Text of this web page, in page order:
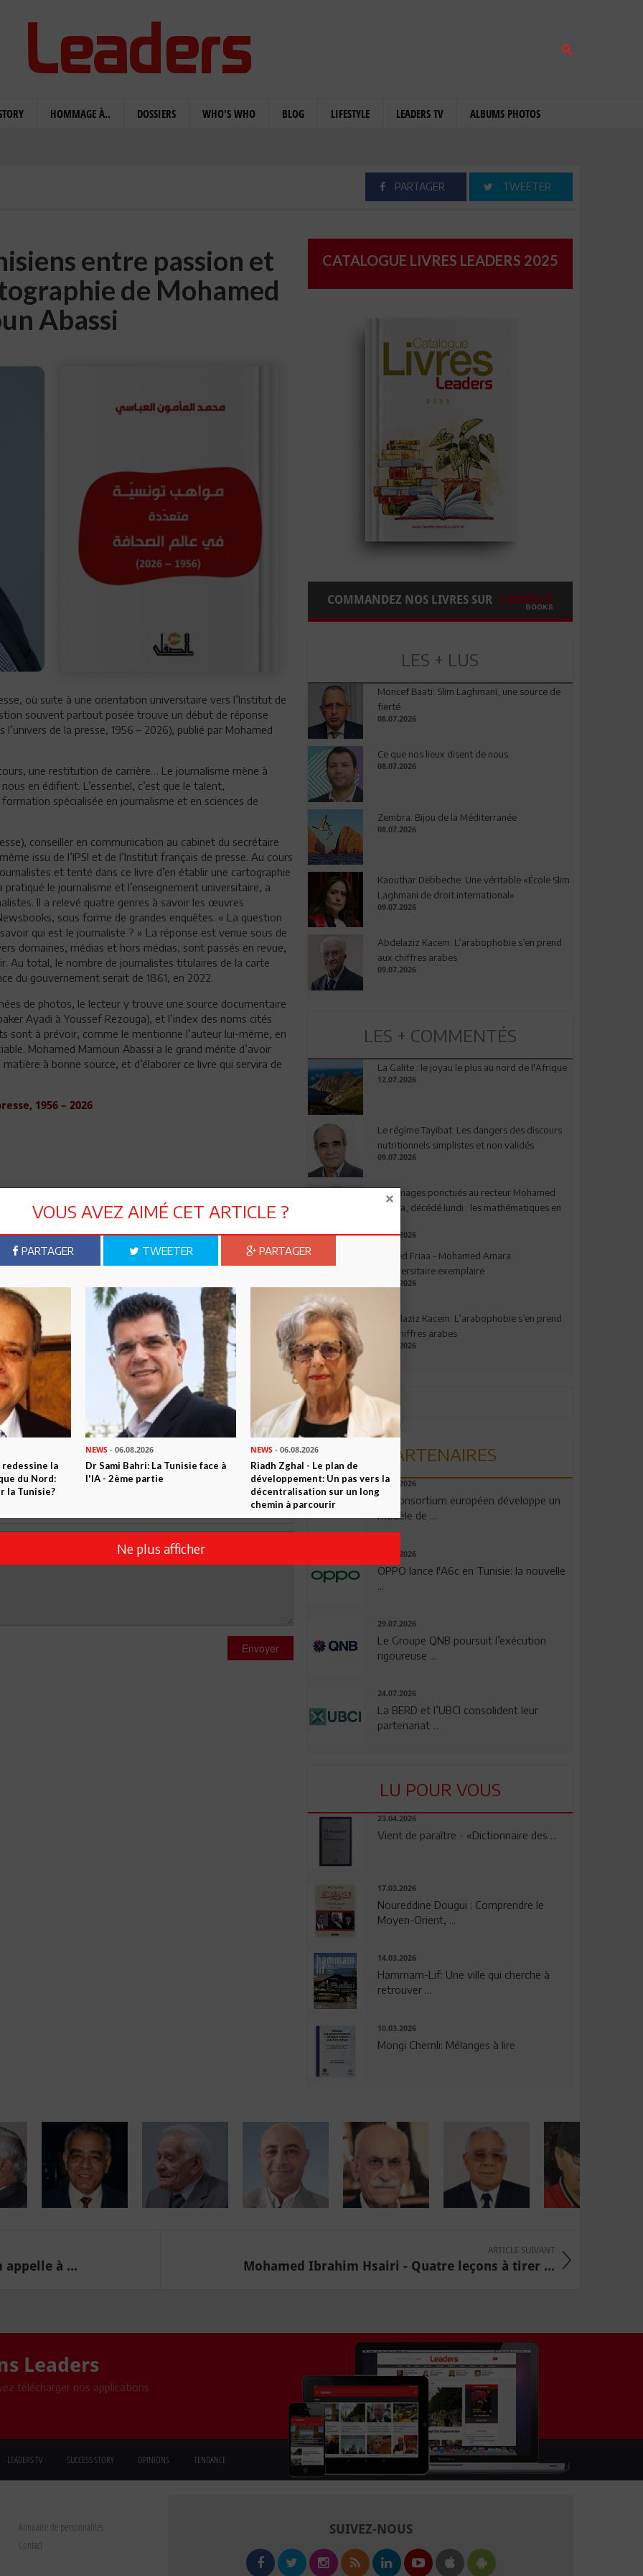
HOMMAGE À.. DOSSIERS WHO'S WHO BLOG LIFESTYLE LEADERS TV ALBUMS PHOTOS
PARTAGER TWEETER
entre passion et
de Mohamed
Abassi
où suite à une orientation universitaire vers l’Institut de
souvent partout posée trouve un début de réponse
de la presse, 1956 – 2026), publié par Mohamed
une restitution de carrière… Le journalisme mène à
en édifient. L’essentiel, c’est que le talent,
spécialisée en journalisme et en sciences de
conseiller en communication au cabinet du secrétaire
issu de l’IPSI et de l’Institut français de presse. Au cours
et tenté dans ce livre d’en établir une cartographie
le journalisme et l’enseignement universitaire, a
Il a relevé quatre genres à savoir les œuvres
sous forme de grandes enquêtes. « La question
qui est le journaliste ? » La réponse est venue sous de
domaines, médias et hors médias, sont passés en revue,
Au total, le nombre de journalistes titulaires de la carte
du gouvernement serait de 1861, en 2022.
de photos, le lecteur y trouve une source documentaire
Ayadi à Youssef Rezouga), et l’index des noms cités
sont à prévoir, comme le mentionne l’auteur lui-même, en
Mohamed Mamoun Abassi a le grand mérite d’avoir
à bonne source, et d’élaborer ce livre qui servira de
1956 – 2026
PARTAGEZ-LE AVEC VOS AMIS !
ABONNEZ-VOUS
CET ARTICLE
0Commentaires
Commenter
Envoyer
CATALOGUE LIVRES LEADERS 2025
COMMANDEZ NOS LIVRES SUR
LES + LUS
Moncef Baati: Slim Laghmani, une source de
fierté
08.07.2026
Ce que nos lieux disent de nous
08.07.2026
Zembra: Bijou de la Méditerranée
08.07.2026
Kaouthar Debbeche: Une véritable «École Slim
Laghmani de droit international»
09.07.2026
Abdelaziz Kacem: L’arabophobie s’en prend
aux chiffres arabes
09.07.2026
LES + COMMENTÉS
La Galite : le joyau le plus au nord de l'Afrique
12.07.2026
Le régime Tayibat: Les dangers des discours
nutritionnels simplistes et non validés
09.07.2026
Hommages ponctués au recteur Mohamed
Amara, décédé lundi : les mathématiques en
03.08.2026
Ahmed Friaa - Mohamed Amara:
l’Universitaire exemplaire
04.08.2026
Abdelaziz Kacem: L’arabophobie s’en prend
aux chiffres arabes
09.07.2026
PARTENAIRES
06.08.2026
Un consortium européen développe un
modèle de ...
04.08.2026
OPPO lance l'A6c en Tunisie: la nouvelle
...
29.07.2026
Le Groupe QNB poursuit l’exécution
rigoureuse ...
24.07.2026
La BERD et l’UBCI consolident leur
partenariat ...
LU POUR VOUS
23.04.2026
Vient de paraître - «Dictionnaire des ...
17.03.2026
Noureddine Dougui : Comprendre le
Moyen-Orient, ...
14.03.2026
Hammam-Lif: Une ville qui cherche à
retrouver ...
10.03.2026
Mongi Chemli: Mélanges à lire
appelle à ...
ARTICLE SUIVANT
Mohamed Ibrahim Hsairi - Quatre leçons à tirer ...
Leaders
télécharger nos applications
LEADERS TV SUCCESS STORY OPINIONS TENDANCE
Annuaire de personnalités
Contact
SUIVEZ-NOUS
VOUS AVEZ AIMÉ CET ARTICLE ?
PARTAGER TWEETER PARTAGER
redessine la
du Nord:
la Tunisie?
NEWS - 06.08.2026
Dr Sami Bahri: La Tunisie face à
l'IA - 2ème partie
NEWS- 06.08.2026
Riadh Zghal - Le plan de
développement: Un pas vers la
décentralisation sur un long
chemin à parcourir
Ne plus afficher